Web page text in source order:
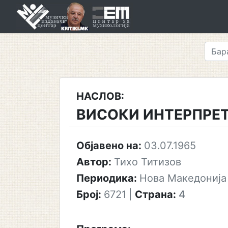
НАСЛОВ:
ВИСОКИ
Објавено на: 03.07.1965
Автор: Тихо Титизов
Периодика: Нова Македонија
Број: 6721 Страна: 4